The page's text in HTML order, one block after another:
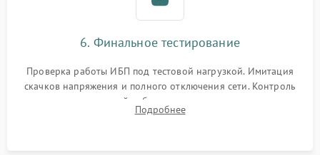
6. Финальное тестирование
Проверка работы ИБП под тестовой нагрузкой. Имитация
скачков напряжения и полного отключения сети. Контроль
времени автономной работы, температурного режима и
корректности формы выходного сигнала.
Подробнее